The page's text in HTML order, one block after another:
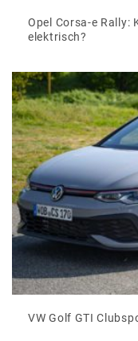
Opel Corsa-e Rally:
elektrisch?
VW Golf GTI